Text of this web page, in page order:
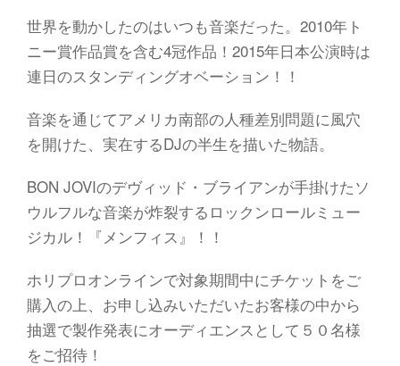
世界を動かしたのはいつも音楽だった。2010年ト
ニー賞作品賞を含む4冠作品！2015年日本公演時は
連日のスタンディングオベーション！！
音楽を通じてアメリカ南部の人種差別問題に風穴
を開けた、実在するDJの半生を描いた物語。
BON JOVIのデヴィッド・ブライアンが手掛けたソ
ウルフルな音楽が炸裂するロックンロールミュー
ジカル！『メンフィス』！！
ホリプロオンラインで対象期間中にチケットをご
購入の上、お申し込みいただいたお客様の中から
抽選で製作発表にオーディエンスとして５０名様
をご招待！